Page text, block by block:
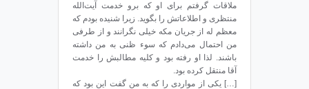
ملاقات گرفتم برای او که برو خدمت آیت‌الله
منتظری و اطلاعاتش را بگوید. زیرا شنیده بودم که
معظم له از جریان مکه خیلی نگرانند و از طرفی
من احتمال می‌دادم که سوء ظنی به من داشته
باشند. لذا او رفته بود و کلیه مطالبش را خدمت
آقا منتقل کرده بود.
[…] یکی از مواردی را که به من گفت این بود که